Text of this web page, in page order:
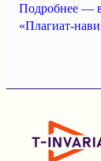
Подробнее —
«Плагиат-